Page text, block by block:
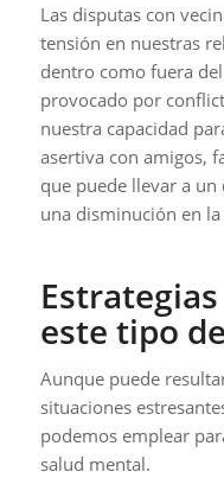
Las disputas con
tensión en nuestras
dentro como fuera
provocado por
nuestra capacidad
asertiva con amigos,
que puede llevar a
una disminución en
este tipo
Aunque puede
situaciones
podemos emplear
salud mental.